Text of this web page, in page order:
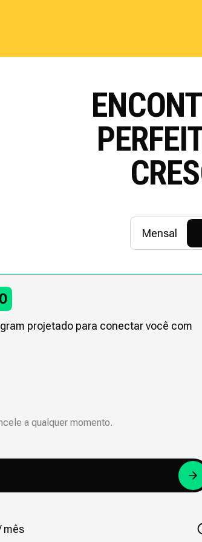
Mensal
projetado para conectar você com
a qualquer momento.
mês